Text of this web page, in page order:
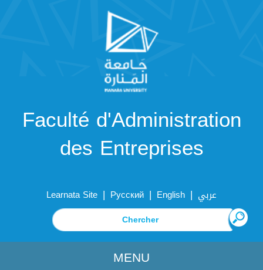
Faculté d'Administration
des Entreprises
Learnata Site | Русский | English | عربي
MENU